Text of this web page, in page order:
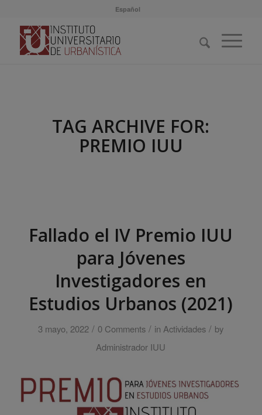
Español
TAG ARCHIVE FOR:
PREMIO IUU
Fallado el IV Premio IUU
para Jóvenes
Investigadores en
Estudios Urbanos (2021)
3 mayo, 2022 / 0 Comments / in Actividades / by
Administrador IUU